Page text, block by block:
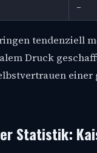
–
tendenziell
Druck
Statistik: